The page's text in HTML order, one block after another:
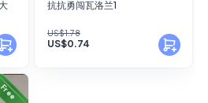
抗抗勇闯瓦洛兰1
US$1.78
US$0.74